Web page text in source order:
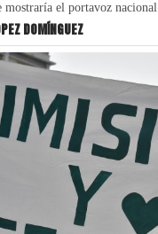
mostraría el portavoz nacional
DOMÍNGUEZ